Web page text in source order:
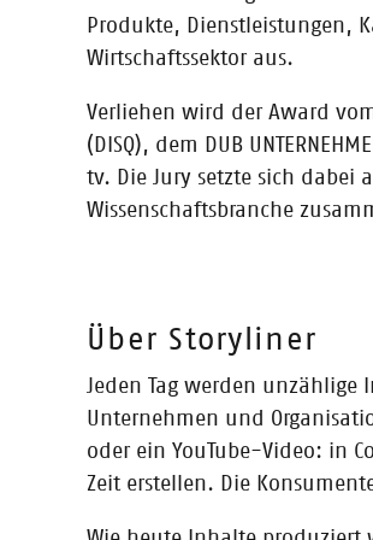
Produkte, Dienstleistungen,
Wirtschaftssektor aus.
Verliehen wird der Award
(DISQ), dem DUB
tv. Die Jury setzte sich dabei
Wissenschaftsbranche
Über Storyliner
Jeden Tag werden
Unternehmen und
oder ein YouTube-Video: in
Zeit erstellen. Die
09.12.2020
Eisbrecher-
Gründergeist trifft
Veranstaltungsreihe
Lesen, zuhören, lachen,
migo Verlag erscheinen,
16.10.2020